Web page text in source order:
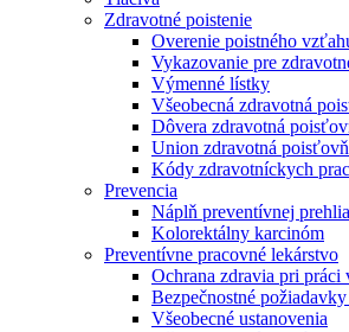
Zdravotné poistenie
Overenie poistného
Vykazovanie pre
Výmenné lístky
Všeobecná zdravotná
Dôvera zdravotná
Union zdravotná
Kódy zdravotníckych
Prevencia
Náplň preventívnej
Kolorektálny karcinóm
Preventívne pracovné lekárstvo
Ochrana zdravia pri práci
Bezpečnostné
Všeobecné ustanovenia